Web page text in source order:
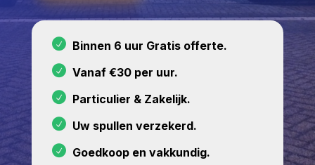
Binnen 6 uur Gratis offerte.
Vanaf €30 per uur.
Particulier & Zakelijk.
Uw spullen verzekerd.
Goedkoop en vakkundig.